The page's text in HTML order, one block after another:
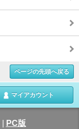
ページの先頭へ戻る
マイアカウント
PC版